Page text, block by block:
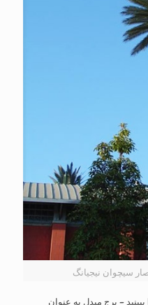
سیچوان نیجیانگ
– برج مبدل به عنوان